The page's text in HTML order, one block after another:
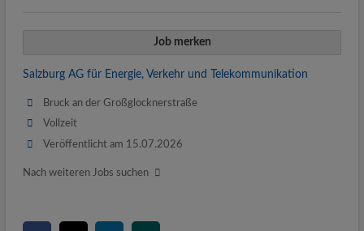
Job merken
Salzburg AG für Energie, Verkehr und Telekommunikation
Bruck an der Großglocknerstraße
Vollzeit
Veröffentlicht am 15.07.2026
Nach weiteren Jobs suchen